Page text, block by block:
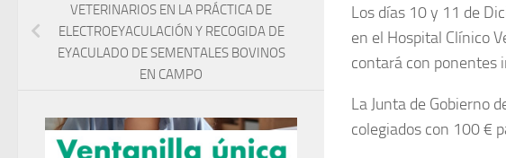
Los días 10 y 11 de
en el Hospital Clínico
contará con ponentes
La Junta de Gobierno
colegiados con 100 €
VETERINARIOS EN LA PRÁCTICA DE
ELECTROEYACULACIÓN Y RECOGIDA DE
EYACULADO DE SEMENTALES BOVINOS
EN CAMPO